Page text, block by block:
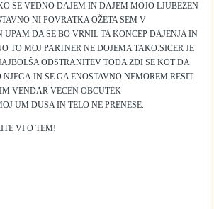
SE VEDNO DAJEM IN DAJEM MOJO LJUBEZEN
NI POVRATKA OŽETA SEM V
UPAM DA SE BO VRNIL TA KONCEP DAJENJA IN
TO MOJ PARTNER NE DOJEMA TAKO.SICER JE
ODSTRANITEV TODA ZDI SE KOT DA
SE GA ENOSTAVNO NEMOREM RESIT
VENDAR VECEN OBCUTEK
UM DUSA IN TELO NE PRENESE.
VI O TEM!